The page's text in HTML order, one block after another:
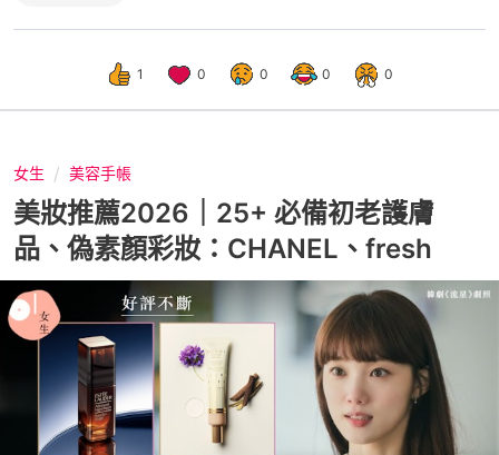
1 0 0 0 0
女生 美容手帳
美妝推薦2026｜25+ 必備初老護膚
品、偽素顏彩妝：CHANEL、fresh